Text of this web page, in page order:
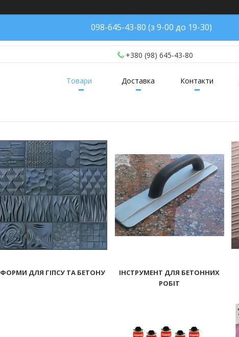
098-645-43-80 (з 9-00 до 19-30)
+380 (98) 645-43-80
Товари Доставка Контакти
ФОРМИ ДЛЯ ГІПСУ ТА БЕТОНУ
ІНСТРУМЕНТ ДЛЯ БЕТОННИХ
РОБІТ
6